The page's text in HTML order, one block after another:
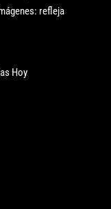
refleja
Hoy